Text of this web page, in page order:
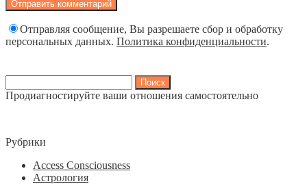
Отправляя сообщение, Вы разрешаете сбор и обработку
персональных данных. Политика конфиденциальности.
Продиагностируйте ваши отношения самостоятельно
Рубрики
Access Consciousness
Астрология